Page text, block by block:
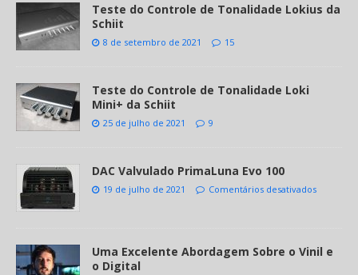
Teste do Controle de Tonalidade Lokius da
Schiit
8 de setembro de 2021 15
Teste do Controle de Tonalidade Loki
Mini+ da Schiit
25 de julho de 2021 9
DAC Valvulado PrimaLuna Evo 100
19 de julho de 2021 Comentários desativados
Uma Excelente Abordagem Sobre o Vinil e
o Digital